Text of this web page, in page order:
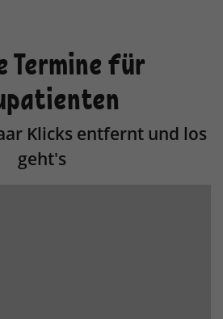
Termine für
Klicks entfernt und los
geht's
die gewählten Tracking-Optin-